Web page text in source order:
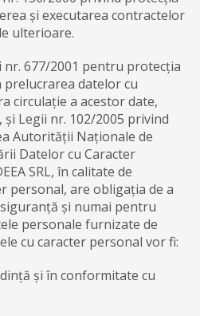
și executarea contractelor
ulterioare.
677/2001 pentru protecția
datelor cu
circulație a acestor date,
Legii nr. 102/2005 privind
Autorității Naționale de
Datelor cu Caracter
SRL, în calitate de
personal, are obligația de a
și numai pentru
personale furnizate de
cu caracter personal vor fi:
și în conformitate cu